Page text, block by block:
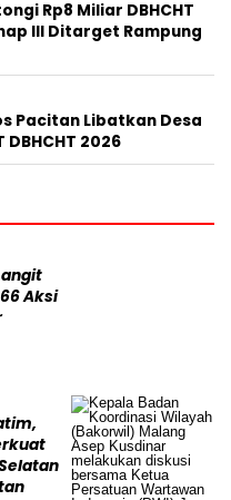
Rp8 Miliar DBHCHT
III Ditarget Rampung
Pacitan Libatkan Desa
2026
Aksi